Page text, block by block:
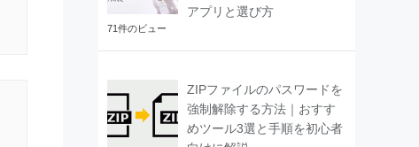
アプリと選び方
71件のビュー
ZIPファイルのパスワードを
強制解除する方法｜おすす
めツール3選と手順を初心者